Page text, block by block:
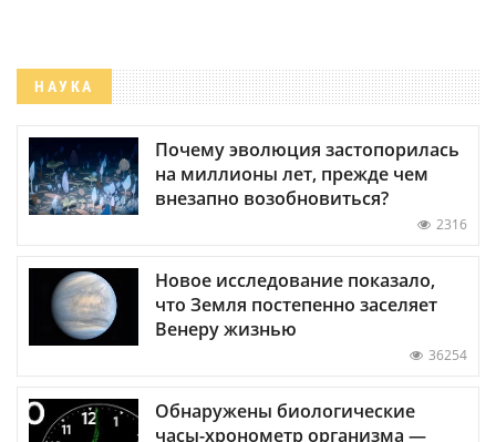
НАУКА
Почему эволюция застопорилась
на миллионы лет, прежде чем
внезапно возобновиться?
2316
Новое исследование показало,
что Земля постепенно заселяет
Венеру жизнью
36254
Обнаружены биологические
часы-хронометр организма —